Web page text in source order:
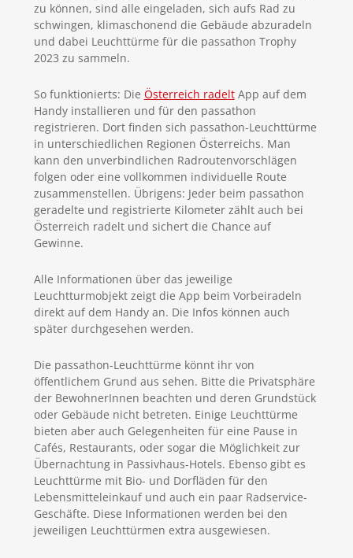
zu können, sind alle eingeladen, sich aufs Rad zu
schwingen, klimaschonend die Gebäude abzuradeln
und dabei Leuchttürme für die passathon Trophy
2023 zu sammeln.
So funktionierts: Die Österreich radeltApp auf dem
Handy installieren und für den passathon
registrieren. Dort finden sich passathon-Leuchttürme
in unterschiedlichen Regionen Österreichs. Man
kann den unverbindlichen Radroutenvorschlägen
folgen oder eine vollkommen individuelle Route
zusammenstellen. Übrigens: Jeder beim passathon
geradelte und registrierte Kilometer zählt auch bei
Österreich radelt und sichert die Chance auf
Gewinne.
Alle Informationen über das jeweilige
Leuchtturmobjekt zeigt die App beim Vorbeiradeln
direkt auf dem Handy an. Die Infos können auch
später durchgesehen werden.
Die passathon-Leuchttürme könnt ihr von
öffentlichem Grund aus sehen. Bitte die Privatsphäre
der BewohnerInnen beachten und deren Grundstück
oder Gebäude nicht betreten. Einige Leuchttürme
bieten aber auch Gelegenheiten für eine Pause in
Cafés, Restaurants, oder sogar die Möglichkeit zur
Übernachtung in Passivhaus-Hotels. Ebenso gibt es
Leuchttürme mit Bio- und Dorfläden für den
Lebensmitteleinkauf und auch ein paar Radservice-
Geschäfte. Diese Informationen werden bei den
jeweiligen Leuchttürmen extra ausgewiesen.